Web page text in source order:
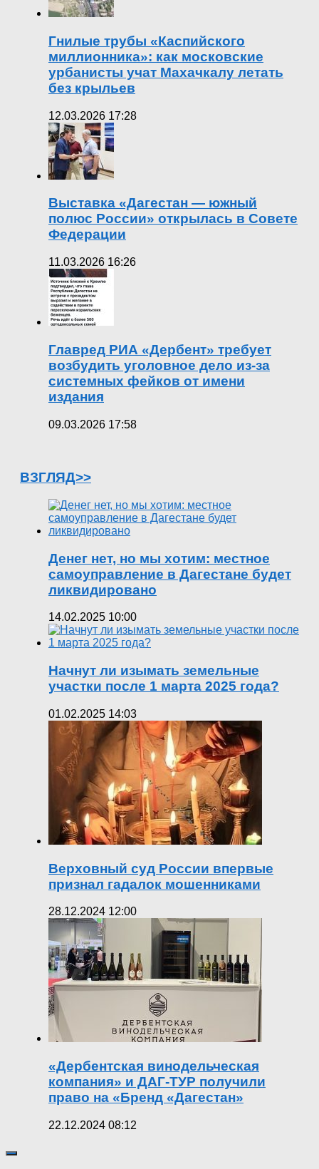
Гнилые трубы «Каспийского
миллионника»: как московские
урбанисты учат Махачкалу летать
без крыльев
12.03.2026 17:28
Выставка «Дагестан — южный
полюс России» открылась в Совете
Федерации
11.03.2026 16:26
Главред РИА «Дербент» требует
возбудить уголовное дело из-за
системных фейков от имени
издания
09.03.2026 17:58
ВЗГЛЯД>>
Денег нет, но мы хотим: местное
самоуправление в Дагестане будет
ликвидировано
14.02.2025 10:00
Начнут ли изымать земельные
участки после 1 марта 2025 года?
01.02.2025 14:03
Верховный суд России впервые
признал гадалок мошенниками
28.12.2024 12:00
«Дербентская винодельческая
компания» и ДАГ-ТУР получили
право на «Бренд «Дагестан»
22.12.2024 08:12